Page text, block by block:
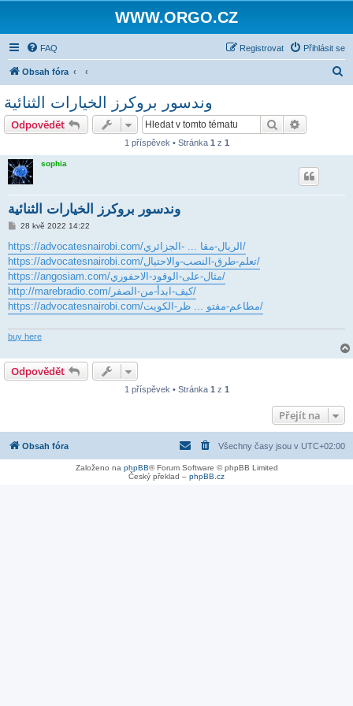
WWW.ORGO.CZ
FAQ Přihlásit se
Registrovat
Obsah fóra
وندسور بروكرز الخيارات الثنائية
Odpovědět Hledat
1 příspěvek • Stránka 1 z 1
sophia
وندسور بروكرز الخيارات الثنائية
P
í
s
p
ě
v
e
k
28 kvě 2022 14:22
https://advocatesnairobi.com/الريال-مقا ... -الجزائري/
https://advocatesnairobi.com/تعلم-طرق-النصب-والاحتيال/
https://angosiam.com/مثال-على-الوقود-الاحفوري/
http://marebradio.com/كيف-ابدأ-من-الصفر/
https://advocatesnairobi.com/مطاعم-مفتو ... ظر-الكويت/
buy here
Odpovědět
1 příspěvek • Stránka 1 z 1
Přejít na
Obsah fóra Všechny časy jsou v UTC+02:00
Založeno na phpBB® Forum Software © phpBB Limited
Český překlad – phpBB.cz